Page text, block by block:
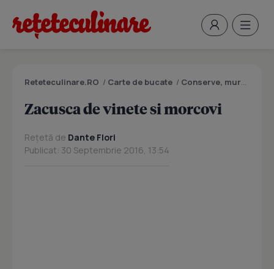
Reteteculinare.RO / Carte de bucate / Conserve, muraturi
Zacusca de vinete si morcovi
Rețetă de Dante Flori
Publicat: 30 Septembrie 2016, 13:54